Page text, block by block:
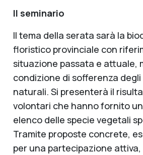
Il seminario
Il tema della serata sarà la
floristico provinciale con
situazione passata e attuale,
condizione di sofferenza
naturali. Si presenterà il
volontari che hanno fornito
elenco delle specie vegetali
Tramite proposte concrete,
per una partecipazione